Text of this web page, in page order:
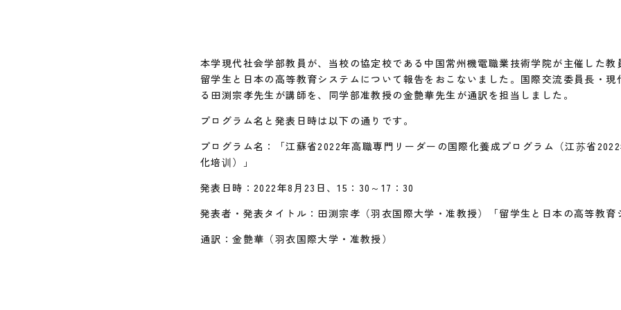
本学現代社会学部教員が、当校の協定校である中国常州機電職業技術学院が主催した
留学生と日本の高等教育システムについて報告をおこないました。国際交流委員長・
る田渕宗孝先生が講師を、同学部准教授の金艶華先生が通訳を担当しました。
プログラム名と発表日時は以下の通りです。
プログラム名：「江蘇省2022年高職専門リーダーの国際化養成プログラム（江苏省
化培训）」
発表日時：2022年8月23日、15：30～17：30
発表者・発表タイトル：田渕宗孝（羽衣国際大学・准教授）「留学生と日本の高等教育
通訳：金艶華（羽衣国際大学・准教授）